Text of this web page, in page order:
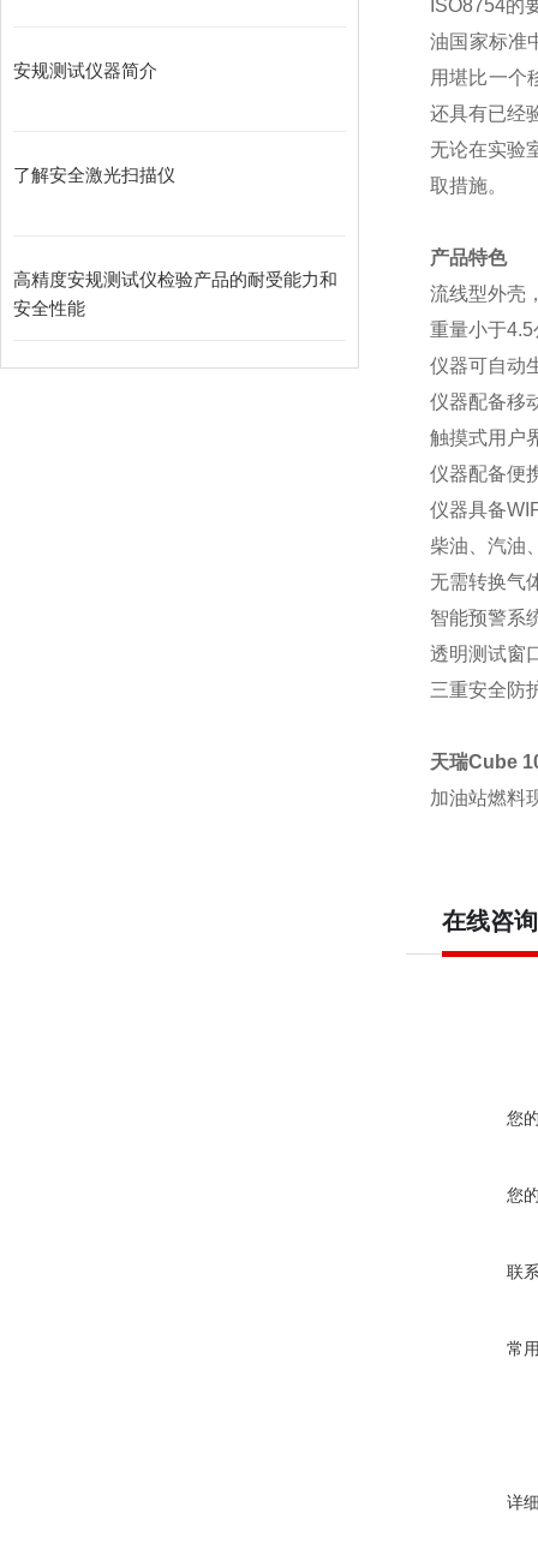
安规测试仪器简介
了解安全激光扫描仪
高精度安规测试仪检验产品的耐受能力和
安全性能
ISO8754的
油国家标准
用堪比一个
还具有已经
无论在实验
取措施。
产品特色
流线型外壳
重量小于4.5
仪器可自动
仪器配备移
触摸式用户
仪器配备便
仪器具备
柴油、汽油
无需转换气
智能预警系
透明测试窗
三重安全防
天瑞Cube
加油站燃料
在线咨询
您
您
联
常
详